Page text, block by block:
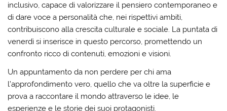
inclusivo, capace di valorizzare il pensiero contemporaneo e
di dare voce a personalità che, nei rispettivi ambiti,
contribuiscono alla crescita culturale e sociale. La puntata di
venerdì si inserisce in questo percorso, promettendo un
confronto ricco di contenuti, emozioni e visioni.
Un appuntamento da non perdere per chi ama
l’approfondimento vero, quello che va oltre la superficie e
prova a raccontare il mondo attraverso le idee, le
esperienze e le storie dei suoi protagonisti.